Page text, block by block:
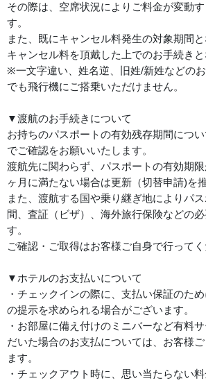
その際は、空席状況によりご料金が変動
す。
また、既にキャンセル料発生の対象期間と
キャンセル料を頂戴した上でのお手続きと
※一文字違い、姓名逆、旧姓/新姓などの
でも飛行機にご搭乗いただけません。
▼渡航のお手続きについて
お持ちのパスポートの有効残存期間につ
でご確認をお願いいたします。
渡航先に関わらず、パスポートの有効期
ヶ月に満たない場合は更新（切替申請)を
また、渡航する国や乗り継ぎ地によりパ
間、査証（ビザ）、海外旅行保険などの
す。
ご確認・ご取得はお客様ご自身で行ってく
▼ホテルのお支払いについて
・チェックインの際に、支払い保証のた
の提示を求められる場合がございます。
・お部屋に備え付けのミニバーなど有料
だいた場合のお支払については、お客様
ます。
・チェックアウト時に、思い当たらない